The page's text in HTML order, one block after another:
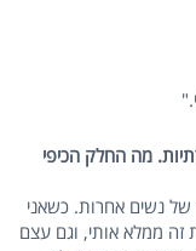
מה החלק הכיפי
של נשים אחרות. כשאני
זה ממלא אותי, וגם עצם